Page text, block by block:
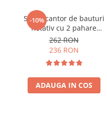
-10%
Set Decantor de bauturi
Rotativ cu 2 pahare
argintiu
262 RON
236 RON
ADAUGA IN COS